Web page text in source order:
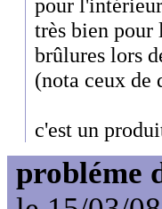
pour
très bien pour
brûlures lors
(nota ceux de
c'est un
probléme